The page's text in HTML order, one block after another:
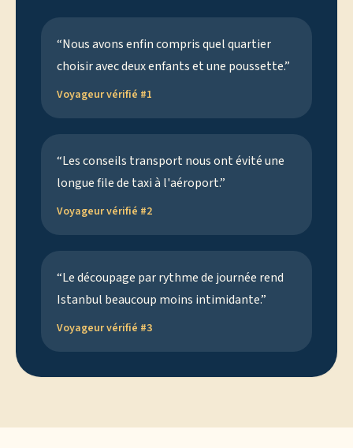
“Nous avons enfin compris quel quartier
choisir avec deux enfants et une poussette.”
Voyageur vérifié #1
“Les conseils transport nous ont évité une
longue file de taxi à l'aéroport.”
Voyageur vérifié #2
“Le découpage par rythme de journée rend
Istanbul beaucoup moins intimidante.”
Voyageur vérifié #3